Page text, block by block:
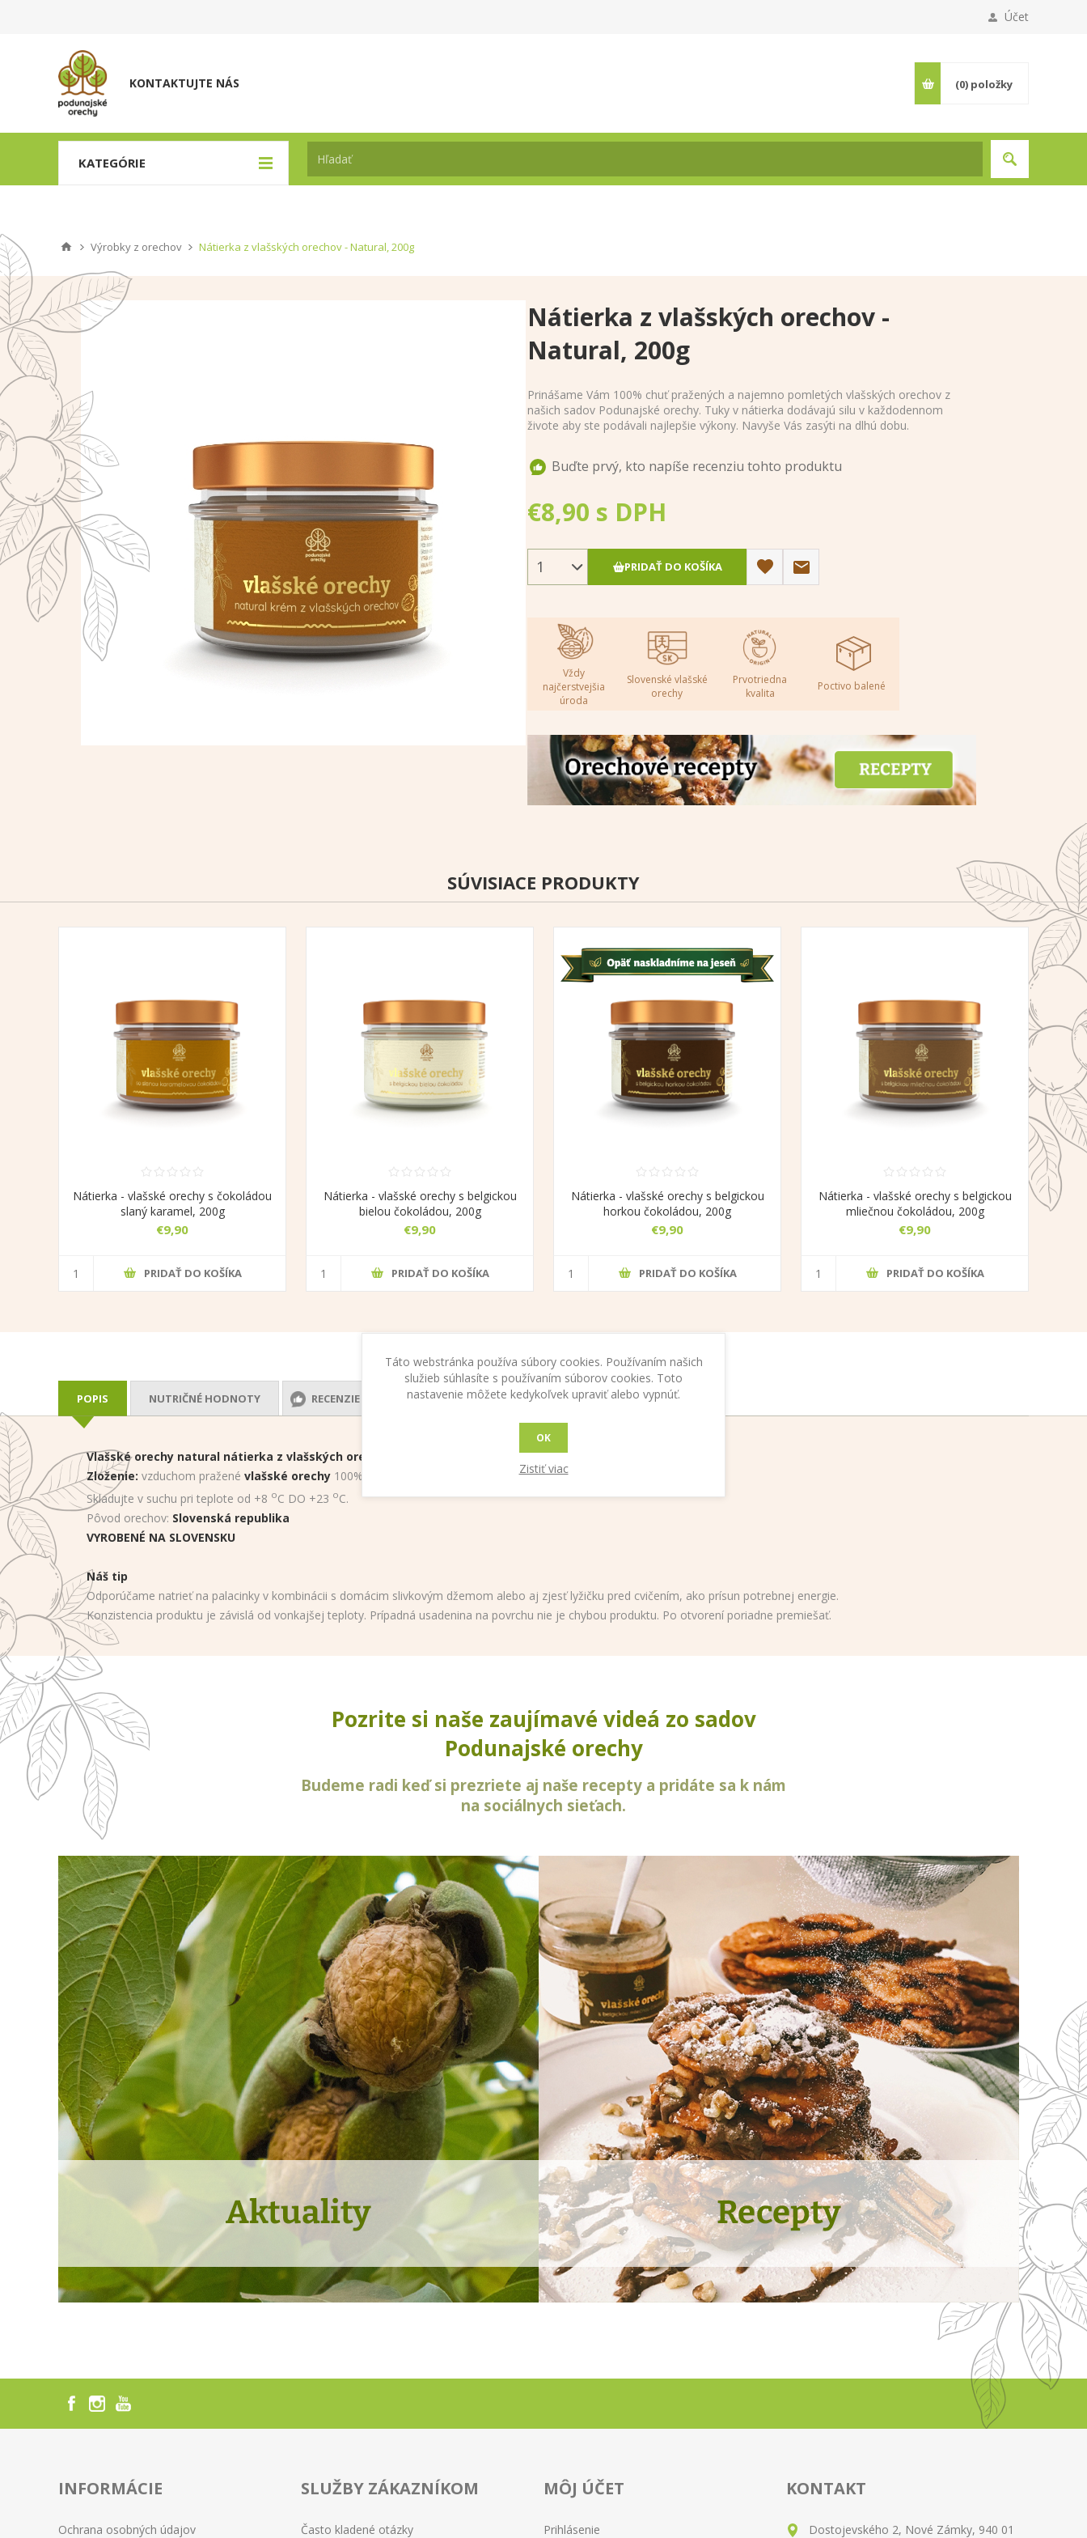
Účet
KONTAKTUJTE NÁS (0) položky
KATEGÓRIE
Výrobky z orechov Nátierka z vlašských orechov - Natural, 200g
Nátierka z vlašských orechov -
Natural, 200g
Prinášame Vám 100% chuť pražených a najemno pomletých vlašských orechov z
našich sadov Podunajské orechy. Tuky v nátierka dodávajú silu v každodennom
živote aby ste podávali najlepšie výkony. Navyše Vás zasýti na dlhú dobu.
Buďte prvý, kto napíše recenziu tohto produktu
€8,90 s DPH
PRIDAŤ DO KOŠÍKA
Vždy
najčerstvejšia
úroda
Slovenské vlašské
orechy
Prvotriedna
kvalita
Poctivo balené
SÚVISIACE PRODUKTY
Nátierka - vlašské orechy s čokoládou
slaný karamel, 200g
€9,90
PRIDAŤ DO KOŠÍKA
Nátierka - vlašské orechy s belgickou
bielou čokoládou, 200g
€9,90
PRIDAŤ DO KOŠÍKA
Nátierka - vlašské orechy s belgickou
horkou čokoládou, 200g
€9,90
PRIDAŤ DO KOŠÍKA
Nátierka - vlašské orechy s belgickou
mliečnou čokoládou, 200g
€9,90
PRIDAŤ DO KOŠÍKA
POPIS NUTRIČNÉ HODNOTY RECENZIE ZÁKAZNÍKOV
Vlašské orechy natural nátierka z vlašských orechov
Zloženie: vzduchom pražené vlašské orechy 100%.
Skladujte v suchu pri teplote od +8 oC DO +23 oC.
Pôvod orechov: Slovenská republika
VYROBENÉ NA SLOVENSKU
Náš tip
Odporúčame natrieť na palacinky v kombinácii s domácim slivkovým džemom alebo aj zjesť lyžičku pred cvičením, ako prísun potrebnej energie.
Konzistencia produktu je závislá od vonkajšej teploty. Prípadná usadenina na povrchu nie je chybou produktu. Po otvorení poriadne premiešať.
Pozrite si naše zaujímavé videá zo sadov
Podunajské orechy
Budeme radi keď si prezriete aj naše recepty a pridáte sa k nám
na sociálnych sieťach.
INFORMÁCIE
Ochrana osobných údajov
SLUŽBY ZÁKAZNÍKOM
Často kladené otázky
MÔJ ÚČET
Prihlásenie
KONTAKT
Dostojevského 2, Nové Zámky, 940 01
Táto webstránka používa súbory cookies. Používaním našich
služieb súhlasíte s používaním súborov cookies. Toto
nastavenie môžete kedykoľvek upraviť alebo vypnúť.
OK
Zistiť viac